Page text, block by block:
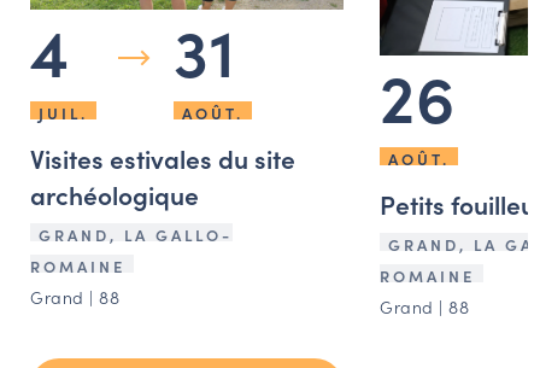
4
JUIL.
31
AOÛT.
Visites estivales du site
archéologique
GRAND, LA GALLO-
ROMAINE
Grand | 88
26
AOÛT.
Petits
GRAND, LA
ROMAINE
Grand | 88